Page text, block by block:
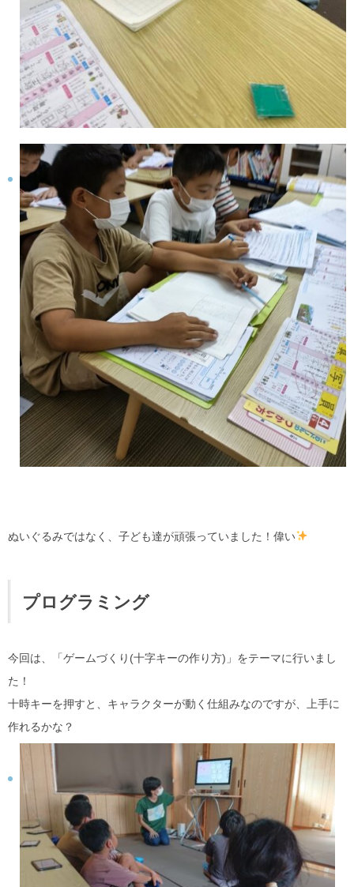
ぬいぐるみではなく、子ども達が頑張っていました！偉い
プログラミング
今回は、「ゲームづくり(十字キーの作り方)」をテーマに行いまし
た！
十時キーを押すと、キャラクターが動く仕組みなのですが、上手に
作れるかな？